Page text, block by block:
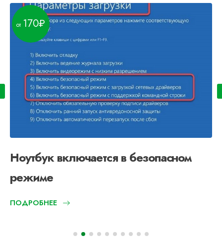
Ноутбук включается в безопасном
режиме
170
ПОДРОБНЕЕ